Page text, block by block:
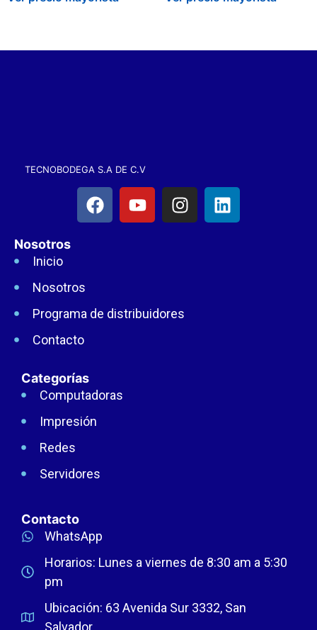
TECNOBODEGA S.A DE C.V
Nosotros
Inicio
Nosotros
Programa de distribuidores
Contacto
Categorías
Computadoras
Impresión
Redes
Servidores
Contacto
WhatsApp
Horarios: Lunes a viernes de 8:30 am a 5:30
pm
Ubicación: 63 Avenida Sur 3332, San